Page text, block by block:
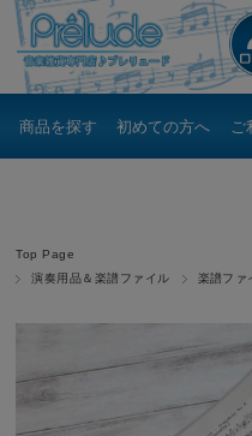
商品を探す 初めての方へ ご
Top Page
演奏用品＆楽譜ファイル
楽譜ファ